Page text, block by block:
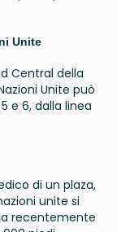
Unite
Central della
Unite può
e 6, dalla linea
di un plaza,
unite si
recentemente